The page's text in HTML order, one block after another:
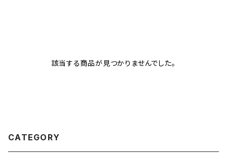
該当する商品が見つかりませんでした。
CATEGORY